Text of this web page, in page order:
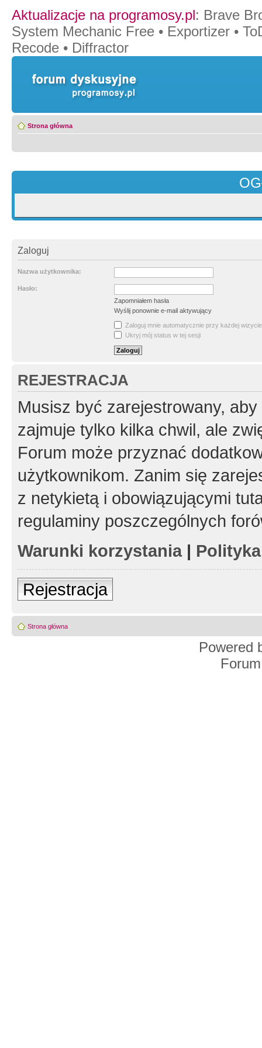
Aktualizacje na programosy.pl: Brave
System Mechanic Free • Exportizer •
Recode • Diffractor
Strona główna
Zaloguj
Nazwa użytkownika:
Hasło:
Zapomniałem hasła
Wyślij ponownie e-mail aktywujący
Zaloguj mnie automatycznie przy każdej wizycie
Ukryj mój status w tej sesji
REJESTRACJA
Musisz być zarejestrowany,
zajmuje tylko kilka chwil, ale
Forum może przyznać
użytkownikom. Zanim się
z netykietą i obowiązującymi
regulaminy poszczególnych
Warunki korzystania|
Rejestracja
Strona główna
Powered